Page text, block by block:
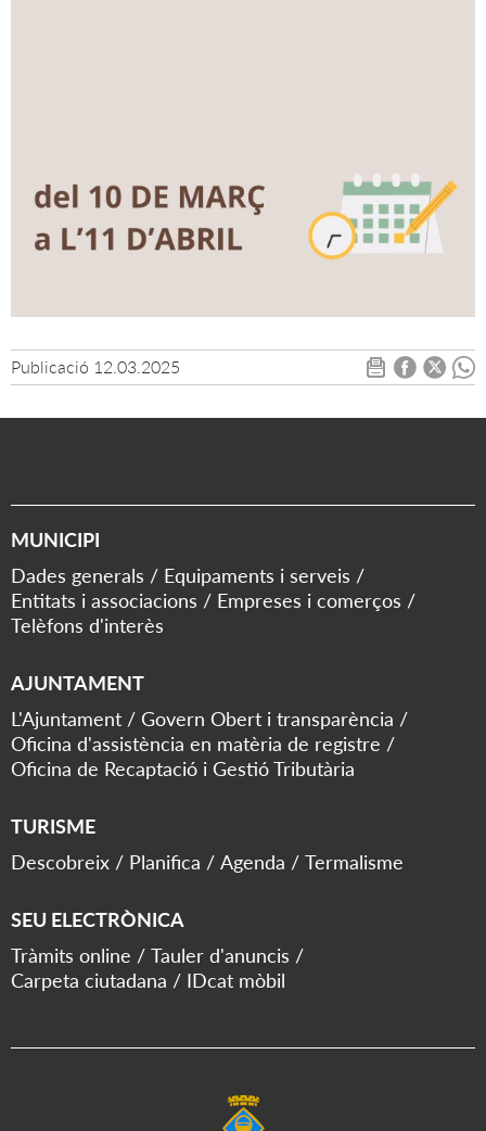
Publicació 12.03.2025
MUNICIPI
Dades generals
Equipaments i serveis
Entitats i associacions
Empreses i comerços
Telèfons d'interès
AJUNTAMENT
L'Ajuntament
Govern Obert i transparència
Oficina d'assistència en matèria de registre
Oficina de Recaptació i Gestió Tributària
TURISME
Descobreix
Planifica Agenda Termalisme
SEU ELECTRÒNICA
Tràmits online
Tauler d'anuncis
Carpeta ciutadana
IDcat mòbil